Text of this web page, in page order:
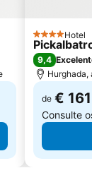
4 Estrelas
Hotel
9,4
Hurghada,
de € 161
Consulte